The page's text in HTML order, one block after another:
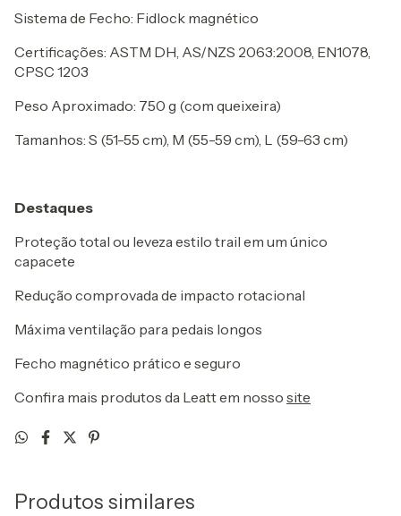
Sistema de Fecho: Fidlock magnético
Certificações: ASTM DH, AS/NZS 2063:2008, EN1078,
CPSC 1203
Peso Aproximado: 750 g (com queixeira)
Tamanhos: S (51-55 cm), M (55-59 cm), L (59-63 cm)
Destaques
Proteção total ou leveza estilo trail em um único
capacete
Redução comprovada de impacto rotacional
Máxima ventilação para pedais longos
Fecho magnético prático e seguro
Confira mais produtos da Leatt em nosso site
Produtos similares